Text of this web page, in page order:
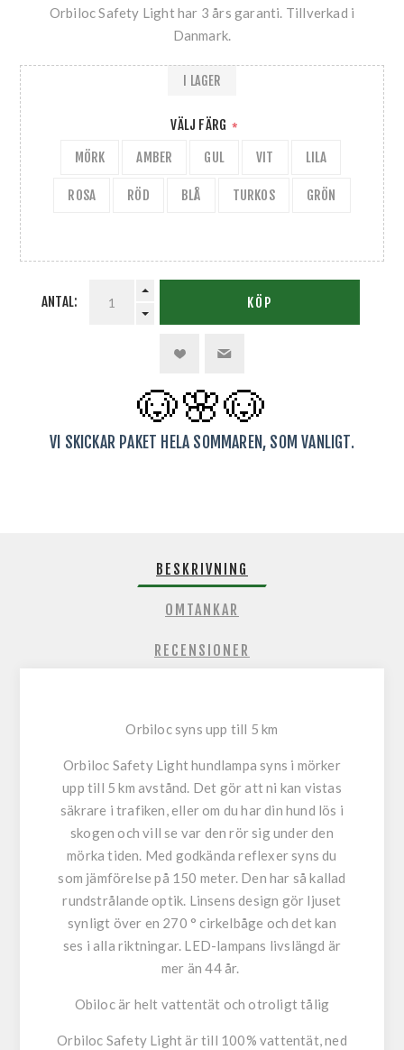
Orbiloc Safety Light har 3 års garanti. Tillverkad i
Danmark.
VÄLJ FÄRG *
MÖRK AMBER GUL VIT LILA
ROSA RÖD BLÅ TURKOS GRÖN
I LAGER
ANTAL: KÖP
🐶🌸🐶
VI SKICKAR PAKET HELA SOMMAREN, SOM VANLIGT.
BESKRIVNING
OMTANKAR
RECENSIONER
Orbiloc syns upp till 5 km
Orbiloc Safety Light hundlampa syns i mörker
upp till 5 km avstånd. Det gör att ni kan vistas
säkrare i trafiken, eller om du har din hund lös i
skogen och vill se var den rör sig under den
mörka tiden. Med godkända reflexer syns du
som jämförelse på 150 meter. Den har så kallad
rundstrålande optik. Linsens design gör ljuset
synligt över en 270 ° cirkelbåge och det kan
ses i alla riktningar. LED-lampans livslängd är
mer än 44 år.
Obiloc är helt vattentät och otroligt tålig
Orbiloc Safety Light är till 100% vattentät, ned